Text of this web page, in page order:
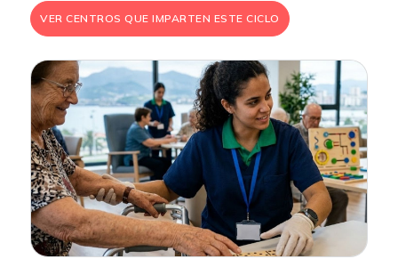
VER CENTROS QUE IMPARTEN ESTE CICLO